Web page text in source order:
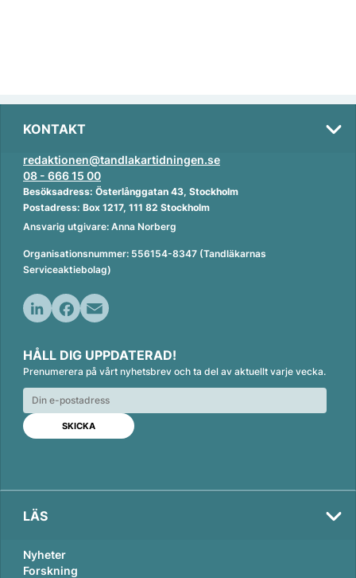
KONTAKT
redaktionen@tandlakartidningen.se
08 - 666 15 00
Besöksadress: Österlånggatan 43, Stockholm
Postadress: Box 1217, 111 82 Stockholm
Ansvarig utgivare: Anna Norberg
Organisationsnummer: 556154-8347 (Tandläkarnas
Serviceaktiebolag)
n
k
e
d
n
c
e
b
o
o
k
a
i
l
HÅLL DIG UPPDATERAD!
Prenumerera på vårt nyhetsbrev och ta del av aktuellt varje vecka.
LÄS
Nyheter
Forskning